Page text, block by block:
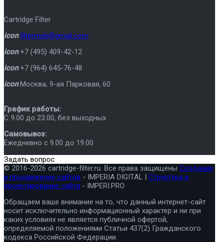
Cartridge Filter
icon filtermeb@gmail.com
icon +7 (495) 409-42-12
icon +7 (964) 645-76-48
icon Москва, 9-ая Парковая, 60
График работы:
C 9.00 до 23.00, без выходных
Самовывоз:
Ежедневно с 9.00 до 19.00
Задать вопрос
© 2016-2026 cartridge-filter.ru. Все права защищены Создание
и продвижение сайтов - IMPERIA DIGITAL | Структура и
проектирование сайта - IMPERI.PRO
Обращаем ваше внимание на то, что данный интернет-сайт
носит исключительно информационный характер и ни при
каких условиях не является публичной офертой,
определяемой положениями Статьи 437(2) Гражданского
кодекса Российской Федерации.